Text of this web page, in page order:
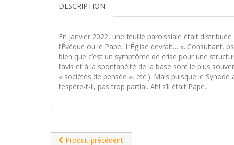
DESCRIPTION
En janvier 2022, une feuille paroissiale était
l’Évêque ou le Pape, L’Église devrait… ».
bien que c’est un symptôme de crise pour une
l’avis et à la spontanéité de la base sont le plus
« sociétés de pensée », etc.). Mais puisque le
l’espère-t-il, pas trop partial. Ah! s’il était Pape..
Produit précédent.